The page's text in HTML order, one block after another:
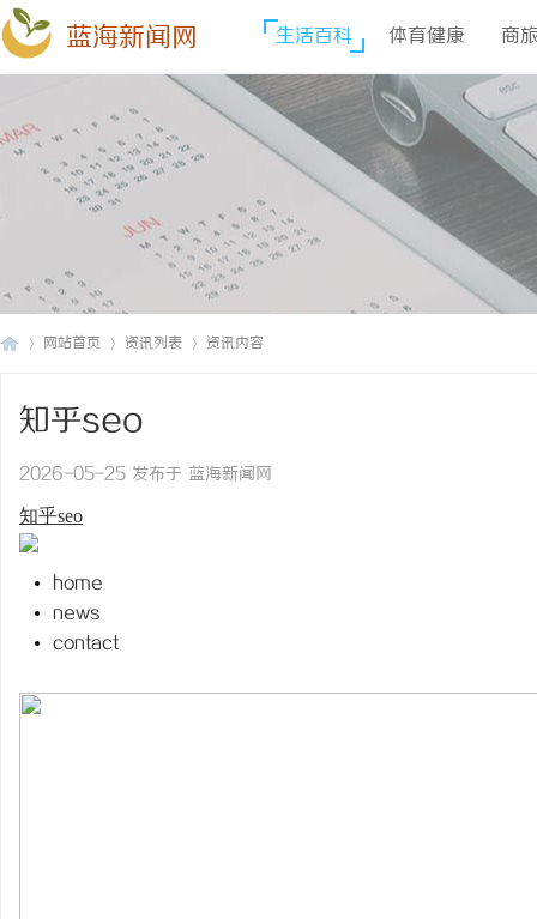
蓝海新闻网 生活百科 体育健康 商
网站首页 资讯列表 资讯内容
知乎seo
2026-05-25 发布于 蓝海新闻网
知乎seo
home
news
contact